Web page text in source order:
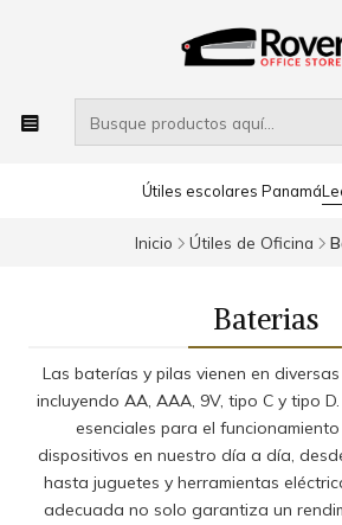
Útiles escolares Panamá
Inicio Útiles de Oficina
Baterias
Las baterías y pilas vienen en
incluyendo AA, AAA, 9V, tipo C y tipo
esenciales para el
dispositivos en nuestro día a día,
hasta juguetes y herramientas
adecuada no solo garantiza un